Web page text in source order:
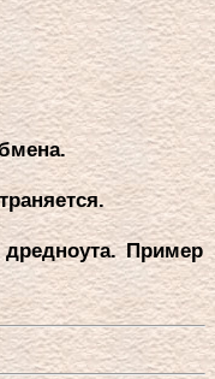
Пpимеp